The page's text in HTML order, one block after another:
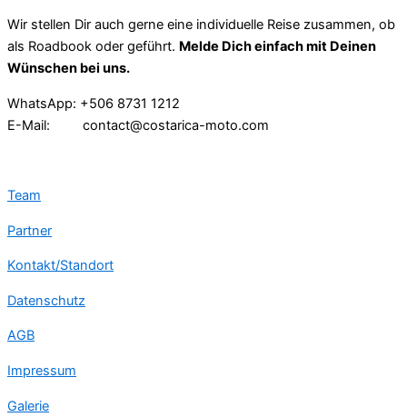
Wir stellen Dir auch gerne eine individuelle Reise zusammen, ob
als Roadbook oder geführt. Melde Dich einfach mit Deinen
Wünschen bei uns.
WhatsApp: +506 8731 1212
E-Mail: contact@costarica-moto.com
Team
Partner
Kontakt/Standort
Datenschutz
AGB
Impressum
Galerie